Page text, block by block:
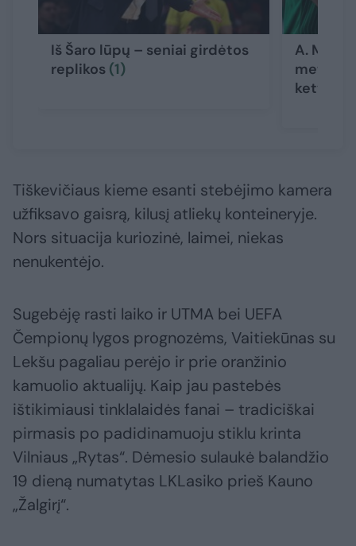
Iš Šaro lūpų – seniai girdėtos
replikos (1)
A.
metais į
ketvertą
Tiškevičiaus kieme esanti stebėjimo kamera
užfiksavo gaisrą, kilusį atliekų konteineryje.
Nors situacija kuriozinė, laimei, niekas
nenukentėjo.
Sugebėję rasti laiko ir UTMA bei UEFA
Čempionų lygos prognozėms, Vaitiekūnas su
Lekšu pagaliau perėjo ir prie oranžinio
kamuolio aktualijų. Kaip jau pastebės
ištikimiausi tinklalaidės fanai – tradiciškai
pirmasis po padidinamuoju stiklu krinta
Vilniaus „Rytas“. Dėmesio sulaukė balandžio
19 dieną numatytas LKLasiko prieš Kauno
„Žalgirį“.